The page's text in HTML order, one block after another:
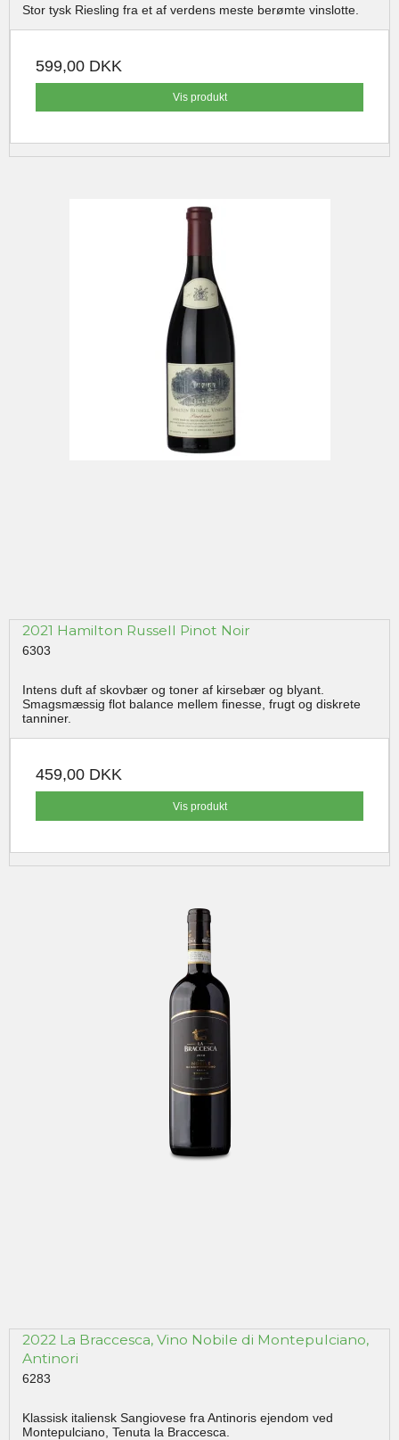
Stor tysk Riesling fra et af verdens meste berømte vinslotte.
599,00 DKK
Vis produkt
2021 Hamilton Russell Pinot Noir
6303
Intens duft af skovbær og toner af kirsebær og blyant.
Smagsmæssig flot balance mellem finesse, frugt og diskrete
tanniner.
459,00 DKK
Vis produkt
2022 La Braccesca, Vino Nobile di Montepulciano,
Antinori
6283
Klassisk italiensk Sangiovese fra Antinoris ejendom ved
Montepulciano, Tenuta la Braccesca.